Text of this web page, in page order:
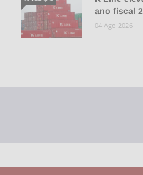
ano fiscal
04 Ago 2026